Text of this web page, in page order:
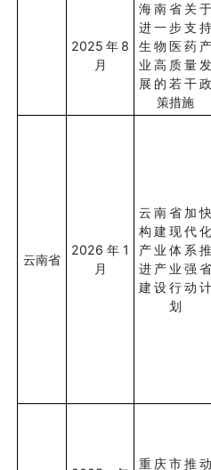
2025 年 8
月
海南省关于
进一步支持
生物医药产
业高质量发
展的若干政
策措施
云南省
2026 年 1
月
云南省加快
构建现代化
产业体系推
进产业强省
建设行动计
划
重庆市推动